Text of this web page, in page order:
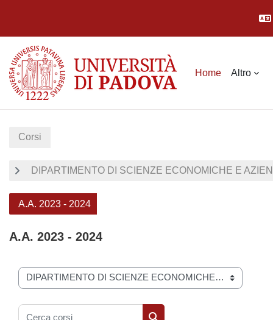
Home Altro
Corsi
DIPARTIMENTO DI SCIENZE ECONOMICHE E
A.A. 2023 - 2024
A.A. 2023 - 2024
Categorie di corso
Cerca corsi